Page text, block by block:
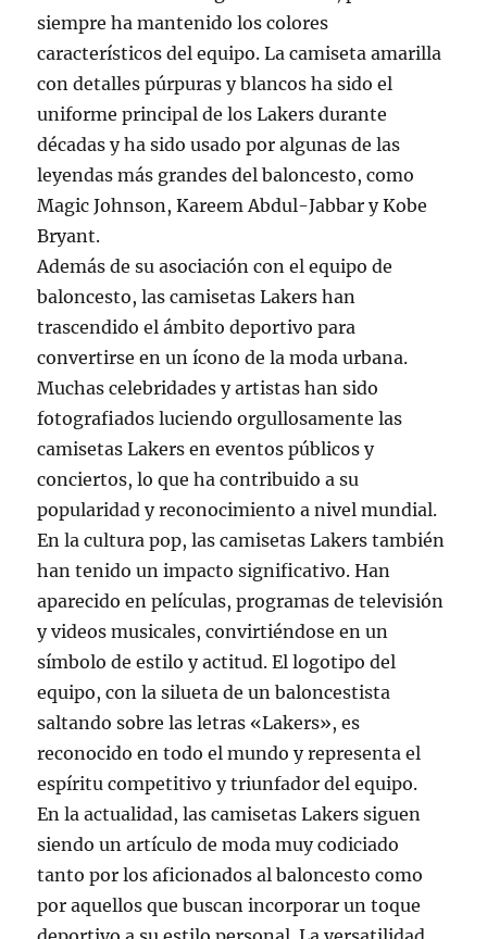
siempre ha mantenido los colores
característicos del equipo. La camiseta amarilla
con detalles púrpuras y blancos ha sido el
uniforme principal de los Lakers durante
décadas y ha sido usado por algunas de las
leyendas más grandes del baloncesto, como
Magic Johnson, Kareem Abdul-Jabbar y Kobe
Bryant.
Además de su asociación con el equipo de
baloncesto, las camisetas Lakers han
trascendido el ámbito deportivo para
convertirse en un ícono de la moda urbana.
Muchas celebridades y artistas han sido
fotografiados luciendo orgullosamente las
camisetas Lakers en eventos públicos y
conciertos, lo que ha contribuido a su
popularidad y reconocimiento a nivel mundial.
En la cultura pop, las camisetas Lakers también
han tenido un impacto significativo. Han
aparecido en películas, programas de televisión
y videos musicales, convirtiéndose en un
símbolo de estilo y actitud. El logotipo del
equipo, con la silueta de un baloncestista
saltando sobre las letras «Lakers», es
reconocido en todo el mundo y representa el
espíritu competitivo y triunfador del equipo.
En la actualidad, las camisetas Lakers siguen
siendo un artículo de moda muy codiciado
tanto por los aficionados al baloncesto como
por aquellos que buscan incorporar un toque